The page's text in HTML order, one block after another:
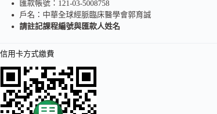
匯款帳號：121-03-5008758
戶名：中華全球經脈臨床醫學會郭育誠
請註記課程編號與匯款人姓名
信用卡方式繳費